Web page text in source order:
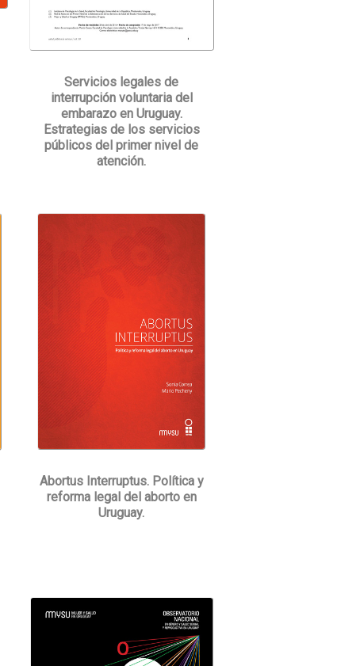
Servicios legales de
interrupción voluntaria del
embarazo en Uruguay.
Estrategias de los servicios
públicos del primer nivel de
atención.
Abortus Interruptus. Política y
reforma legal del aborto en
Uruguay.